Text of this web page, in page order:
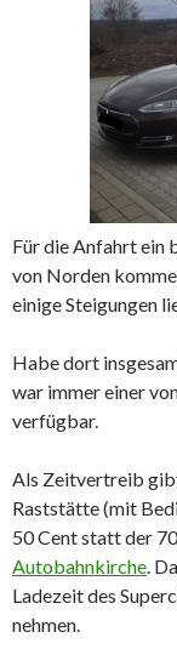
Für die Anfahrt ein
von Norden
einige Steigungen
Habe dort
war immer einer
verfügbar.
Als Zeitvertreib
Raststätte (mit
50 Cent statt der
Autobahnkirche.
Ladezeit des
nehmen.